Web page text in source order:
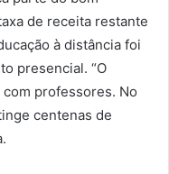
de receita restante
à distância foi
presencial. “O
professores. No
centenas de